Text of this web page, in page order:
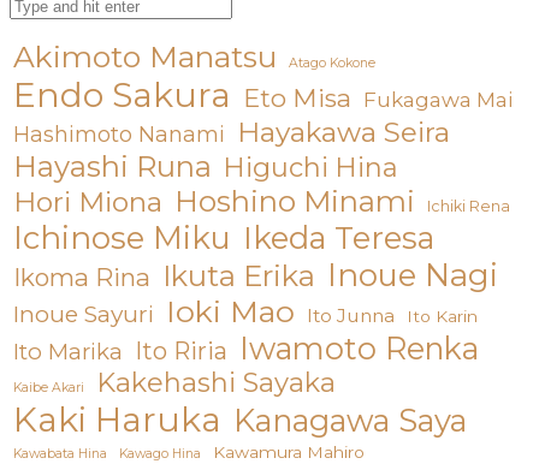
Akimoto Manatsu Atago Kokone
Endo Sakura Eto Misa Fukagawa Mai
Hashimoto Nanami Hayakawa Seira
Hayashi Runa Higuchi Hina
Hori Miona Hoshino Minami Ichiki Rena
Ichinose Miku Ikeda Teresa
Ikoma Rina Ikuta Erika Inoue Nagi
Inoue Sayuri Ioki Mao Ito Junna Ito Karin
Ito Marika Ito Riria Iwamoto Renka
Kaibe Akari Kakehashi Sayaka
Kaki Haruka Kanagawa Saya
Kawabata Hina Kawago Hina Kawamura Mahiro